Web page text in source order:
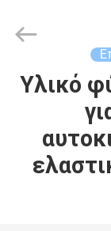
ΣΠΊΤΙ
ΠΡΟΪΌΝΤΑ
Reserved.Υλικό